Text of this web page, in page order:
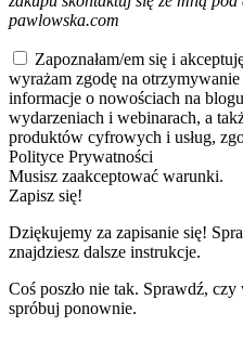
pawlowska.com
Zapoznałam/em się i
wyrażam zgodę na
informacje o nowościach na
wydarzeniach i webinarach, a
produktów cyfrowych i usług,
Polityce Prywatności
Musisz zaakceptować warunki.
Zapisz się!
Dziękujemy za zapisanie się!
znajdziesz dalsze instrukcje.
Coś poszło nie tak. Sprawdź, czy
spróbuj ponownie.